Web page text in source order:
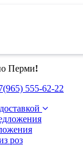
Перми!
555-62-22